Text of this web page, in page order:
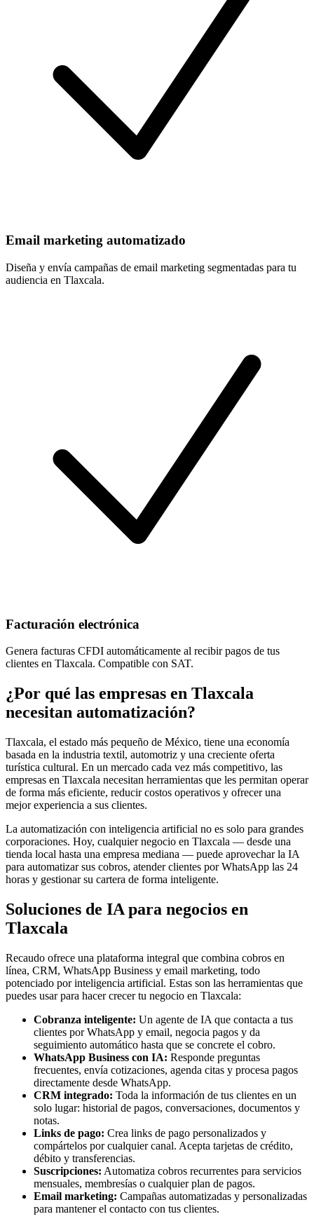
Email marketing automatizado
Diseña y envía campañas de email marketing segmentadas para tu
audiencia en Tlaxcala.
Facturación electrónica
Genera facturas CFDI automáticamente al recibir pagos de tus
clientes en Tlaxcala. Compatible con SAT.
¿Por qué las empresas en Tlaxcala
necesitan automatización?
Tlaxcala, el estado más pequeño de México, tiene una economía
basada en la industria textil, automotriz y una creciente oferta
turística cultural. En un mercado cada vez más competitivo, las
empresas en Tlaxcala necesitan herramientas que les permitan operar
de forma más eficiente, reducir costos operativos y ofrecer una
mejor experiencia a sus clientes.
La automatización con inteligencia artificial no es solo para grandes
corporaciones. Hoy, cualquier negocio en Tlaxcala — desde una
tienda local hasta una empresa mediana — puede aprovechar la IA
para automatizar sus cobros, atender clientes por WhatsApp las 24
horas y gestionar su cartera de forma inteligente.
Soluciones de IA para negocios en
Tlaxcala
Recaudo ofrece una plataforma integral que combina cobros en
línea, CRM, WhatsApp Business y email marketing, todo
potenciado por inteligencia artificial. Estas son las herramientas que
puedes usar para hacer crecer tu negocio en Tlaxcala:
Cobranza inteligente: Un agente de IA que contacta a tus
clientes por WhatsApp y email, negocia pagos y da
seguimiento automático hasta que se concrete el cobro.
WhatsApp Business con IA: Responde preguntas
frecuentes, envía cotizaciones, agenda citas y procesa pagos
directamente desde WhatsApp.
CRM integrado: Toda la información de tus clientes en un
solo lugar: historial de pagos, conversaciones, documentos y
notas.
Links de pago: Crea links de pago personalizados y
compártelos por cualquier canal. Acepta tarjetas de crédito,
débito y transferencias.
Suscripciones: Automatiza cobros recurrentes para servicios
mensuales, membresías o cualquier plan de pagos.
Email marketing: Campañas automatizadas y personalizadas
para mantener el contacto con tus clientes.